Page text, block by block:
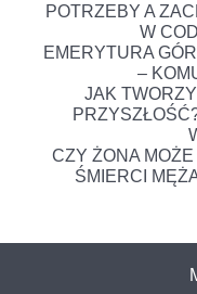
POTRZEBY A
W
EMERYTURA
–
JAK
CZY ŻONA
ŚMIERCI